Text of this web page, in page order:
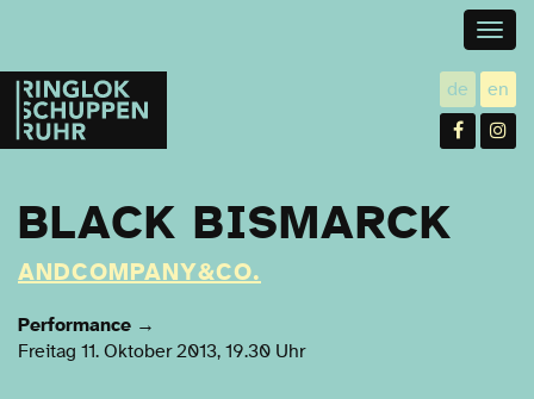
Ringlokschuppen
Ruhr
de utsch
en
BLACK BISMARCK
ANDCOMPANY&CO.
Performance →
Freitag 11. Oktober 2013, 19.30 Uhr